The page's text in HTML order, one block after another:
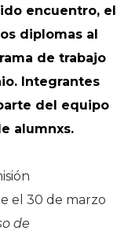
encuentro, el
diplomas al
de trabajo
Integrantes
del equipo
alumnxs.
el 30 de marzo
de